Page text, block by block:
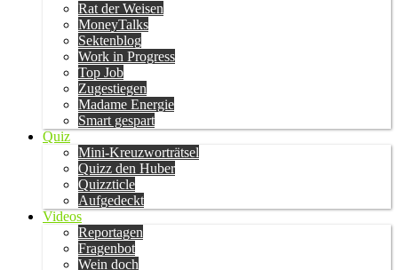
Rat der Weisen
MoneyTalks
Sektenblog
Work in Progress
Top Job
Zugestiegen
Madame Energie
Smart gespart
Quiz
Mini-Kreuzworträtsel
Quizz den Huber
Quizzticle
Aufgedeckt
Videos
Reportagen
Fragenbot
Wein doch